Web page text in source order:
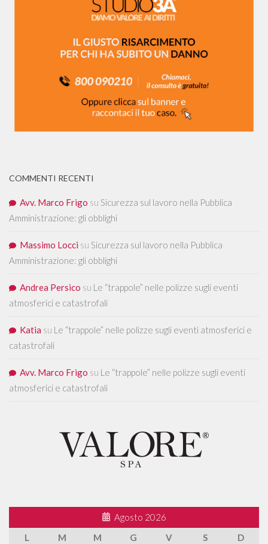
COMMENTI RECENTI
Avv. Marco Frigo su Sicurezza sul lavoro nella Pubblica
Amministrazione: gli obblighi
Massimo Locci su Sicurezza sul lavoro nella Pubblica
Amministrazione: gli obblighi
Andrea Persico su Le “trappole” nelle polizze sugli eventi
atmosferici e catastrofali
Katia su Le “trappole” nelle polizze sugli eventi atmosferici e
catastrofali
Avv. Marco Frigo su Le “trappole” nelle polizze sugli eventi
atmosferici e catastrofali
Agosto 2026
L
M M G V S
D